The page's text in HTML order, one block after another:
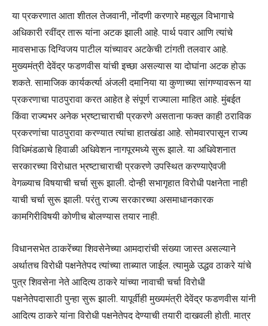
या प्रकरणात आता शीतल तेजवानी, नोंदणी करणारे महसूल विभागाचे
अधिकारी रवींद्र तारू यांना अटक झाली आहे. पार्थ पवार आणि त्यांचे
मावसभाऊ दिग्विजय पाटील यांच्यावर अटकेची टांगती तलवार आहे.
मुख्यमंत्री देवेंद्र फडणवीस यांची इच्छा असल्यास या दोघांना अटक होऊ
शकते. सामाजिक कार्यकर्त्या अंजली दमानिया या कुणाच्या सांगण्यावरून या
प्रकरणाचा पाठपुरावा करत आहेत हे संपूर्ण राज्याला माहित आहे. मुंबईत
किंवा राज्यभर अनेक भ्रष्टाचाराची प्रकरणे असताना फक्त काही ठराविक
प्रकरणांचा पाठपुरावा करण्यात त्यांचा हातखंडा आहे. सोमवारपासून राज्य
विधिमंडळाचे हिवाळी अधिवेशन नागपूरमध्ये सुरू झाले. या अधिवेशनात
सरकारच्या विरोधात भ्रष्टाचाराची प्रकरणे उपस्थित करण्याऐवजी
वेगळ्याच विषयाची चर्चा सुरू झाली. दोन्ही सभागृहात विरोधी पक्षनेता नाही
याची चर्चा सुरू झाली. परंतु राज्य सरकारच्या असमाधानकारक
कामगिरीविषयी कोणीच बोलण्यास तयार नाही.
विधानसभेत ठाकरेंच्या शिवसेनेच्या आमदारांची संख्या जास्त असल्याने
अर्थातच विरोधी पक्षनेतेपद त्यांच्या ताब्यात जाईल. त्यामुळे उद्धव ठाकरे यांचे
पुत्र शिवसेना नेते आदित्य ठाकरे यांच्या नावाची चर्चा विरोधी
पक्षनेतेपदासाठी पुन्हा सुरू झाली. यापूर्वीही मुख्यमंत्री देवेंद्र फडणवीस यांनी
आदित्य ठाकरे यांना विरोधी पक्षनेतेपद देण्याची तयारी दाखवली होती. मात्र